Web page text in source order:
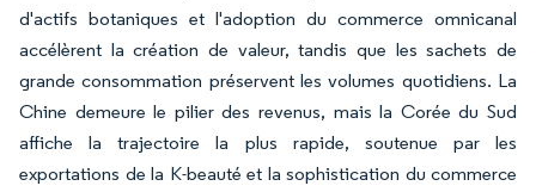
d'actifs botaniques et l'adoption du commerce omnicanal
accélèrent la création de valeur, tandis que les sachets de
grande consommation préservent les volumes quotidiens. La
Chine demeure le pilier des revenus, mais la Corée du Sud
affiche la trajectoire la plus rapide, soutenue par les
exportations de la K-beauté et la sophistication du commerce